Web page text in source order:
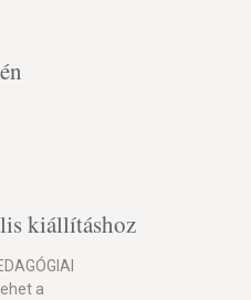
kiállításhoz
a